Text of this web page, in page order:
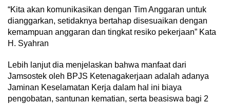
“Kita akan komunikasikan dengan Tim Anggaran untuk
dianggarkan, setidaknya bertahap disesuaikan dengan
kemampuan anggaran dan tingkat resiko pekerjaan” Kata
H. Syahran
Lebih lanjut dia menjelaskan bahwa manfaat dari
Jamsostek oleh BPJS Ketenagakerjaan adalah adanya
Jaminan Keselamatan Kerja dalam hal ini biaya
pengobatan, santunan kematian, serta beasiswa bagi 2